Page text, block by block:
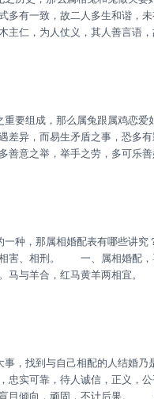
多有一致，故二人多生和谐，
仁，为人仗义，其人善言语，
情之长久，专一而忠诚，故
差异，而易生矛盾之事，恐多
意之举，举手之劳，多可乐善
，故长久之安然，多可有钱
相害、相刑。 一、属相婚配
马与羊合，红马黄羊两相宜
相投。 二、属相婚配，忌相
可靠，待人诚信，正义，公
目倾向，顽固，不计后果。